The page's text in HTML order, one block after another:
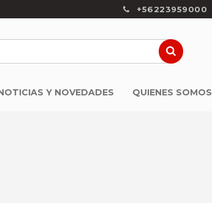
+56223959000
Y NOVEDADES QUIENES SOMOS